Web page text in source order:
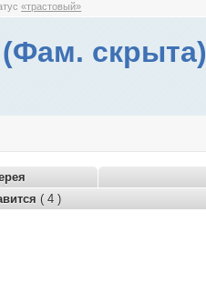
«трастовый»
скрыта)
( 4 )